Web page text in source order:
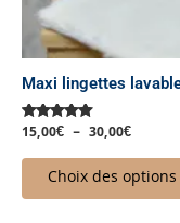
Maxi lingettes
Note
sur 5
15,00€ – 30,00€
Choix des options